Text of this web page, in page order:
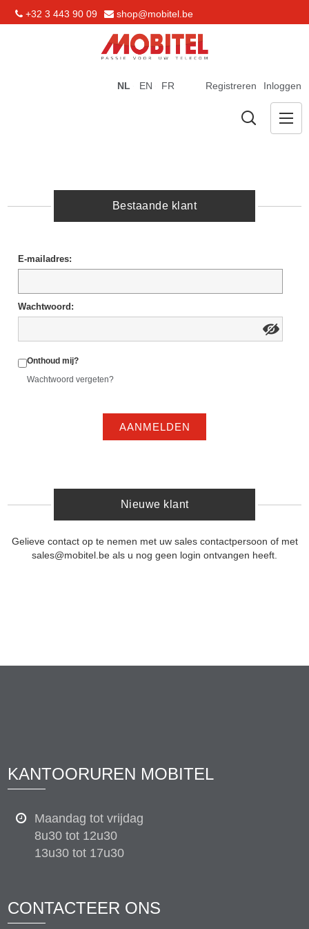
+32 3 443 90 09 shop@mobitel.be
Registreren Inloggen
NL EN FR
Bestaande klant
E-mailadres:
Wachtwoord:
Onthoud mij?
Wachtwoord vergeten?
AANMELDEN
Nieuwe klant
Gelieve contact op te nemen met uw sales contactpersoon of met
sales@mobitel.be als u nog geen login ontvangen heeft.
KANTOORUREN MOBITEL
Maandag tot vrijdag
8u30 tot 12u30
13u30 tot 17u30
CONTACTEER ONS